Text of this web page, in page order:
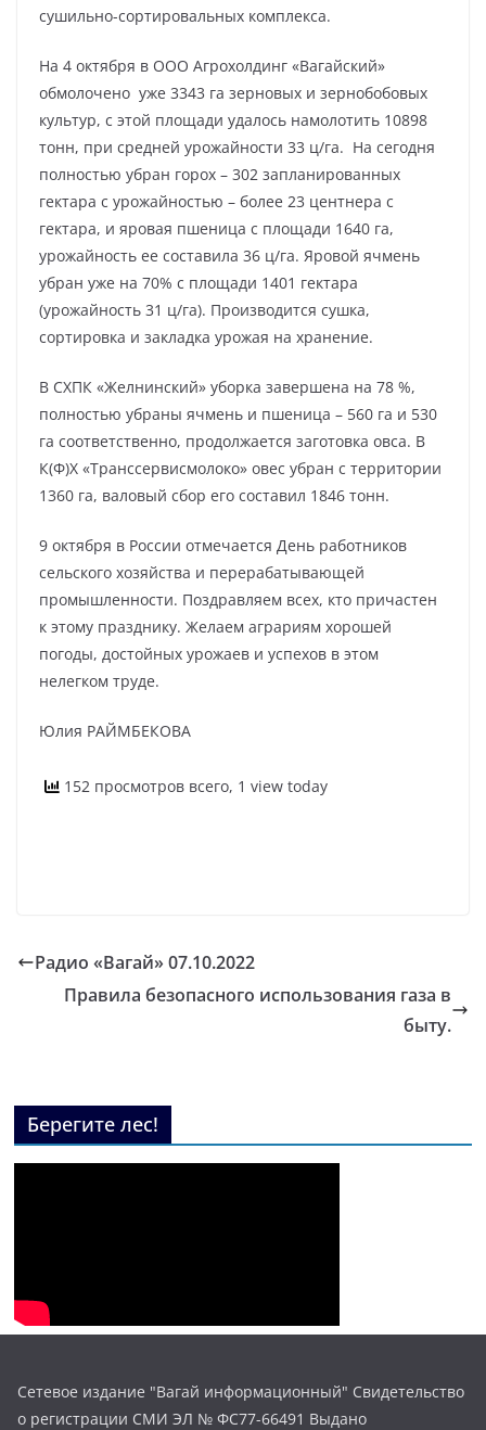
сушильно-сортировальных комплекса.
На 4 октября в ООО Агрохолдинг «Вагайский»
обмолочено уже 3343 га зерновых и зернобобовых
культур, с этой площади удалось намолотить 10898
тонн, при средней урожайности 33 ц/га. На сегодня
полностью убран горох – 302 запланированных
гектара с урожайностью – более 23 центнера с
гектара, и яровая пшеница с площади 1640 га,
урожайность ее составила 36 ц/га. Яровой ячмень
убран уже на 70% с площади 1401 гектара
(урожайность 31 ц/га). Производится сушка,
сортировка и закладка урожая на хранение.
В СХПК «Желнинский» уборка завершена на 78 %,
полностью убраны ячмень и пшеница – 560 га и 530
га соответственно, продолжается заготовка овса. В
К(Ф)Х «Транссервисмолоко» овес убран с территории
1360 га, валовый сбор его составил 1846 тонн.
9 октября в России отмечается День работников
сельского хозяйства и перерабатывающей
промышленности. Поздравляем всех, кто причастен
к этому празднику. Желаем аграриям хорошей
погоды, достойных урожаев и успехов в этом
нелегком труде.
Юлия РАЙМБЕКОВА
152 просмотров всего, 1 view today
Радио «Вагай» 07.10.2022
Правила безопасного использования газа в
быту.
Берегите лес!
Сетевое издание "Вагай информационный" Свидетельство
о регистрации СМИ ЭЛ № ФС77-66491 Выдано